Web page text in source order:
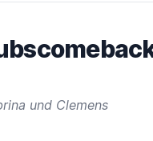
und Clemens